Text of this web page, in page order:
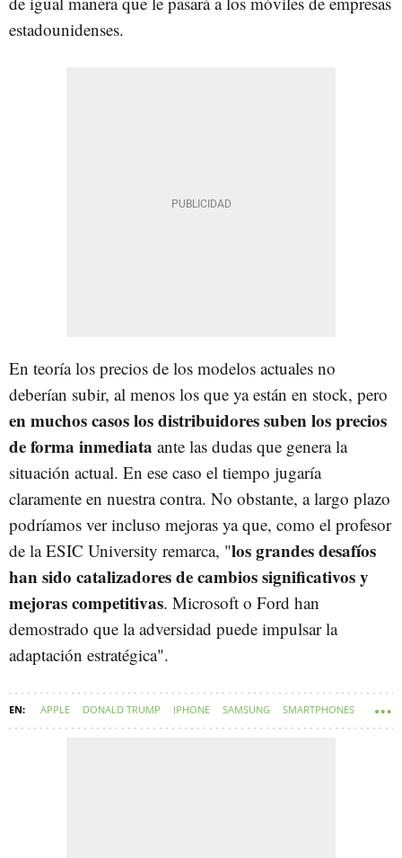
estadounidenses.
En teoría los precios de los modelos actuales no
deberían subir, al menos los que ya están en stock, pero
en muchos casos los distribuidores suben los precios
de forma inmediata ante las dudas que genera la
situación actual. En ese caso el tiempo jugaría
claramente en nuestra contra. No obstante, a largo plazo
podríamos ver incluso mejoras ya que, como el profesor
de la ESIC University remarca, "los grandes desafíos
han sido catalizadores de cambios significativos y
mejoras competitivas. Microsoft o Ford han
demostrado que la adversidad puede impulsar la
adaptación estratégica".
APPLE DONALD TRUMP IPHONE SAMSUNG SMARTPHONES